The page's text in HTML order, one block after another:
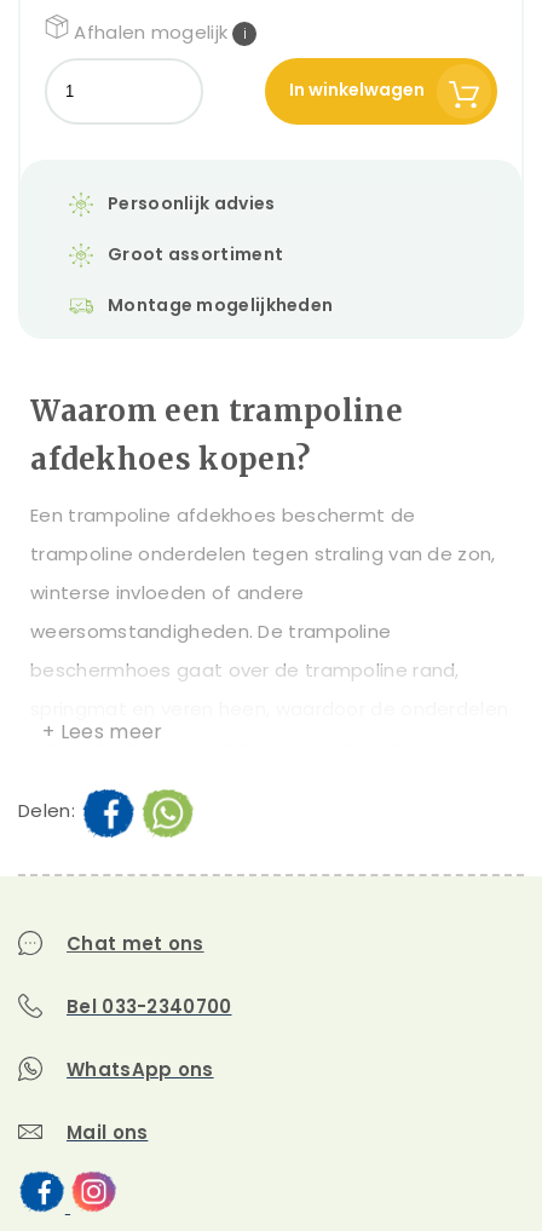
Afhalen mogelijk i
In winkelwagen
Persoonlijk advies
Groot assortiment
Montage mogelijkheden
Waarom een trampoline
afdekhoes kopen?
Een trampoline afdekhoes beschermt de
trampoline onderdelen tegen straling van de zon,
winterse invloeden of andere
weersomstandigheden. De trampoline
beschermhoes gaat over de trampoline rand,
langer mooi blijven en zullen ze langer mee
gaan. Daarnaast is een trampoline afdekhoes
handig omdat hij zorgt dat de trampoline na een
gesprongen worden. De afdekhoes voorkomt ook
bijvoorbeeld bladeren of bloesem van omstaande
bomen.
trampoline onderdelen.
+ Lees meer
Delen:
Chat met ons
Bel 033-2340700
WhatsApp ons
Mail ons